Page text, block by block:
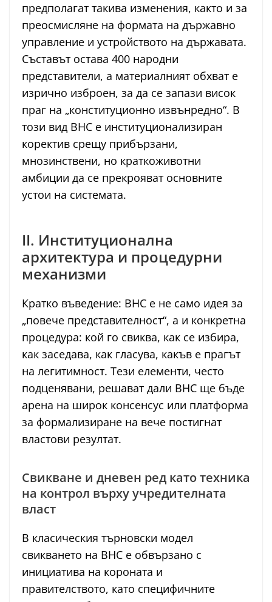
предполагат такива изменения, както и за
преосмисляне на формата на държавно
управление и устройството на държавата.
Съставът остава 400 народни
представители, а материалният обхват е
изрично изброен, за да се запази висок
праг на „конституционно извънредно“. В
този вид ВНС е институционализиран
коректив срещу прибързани,
мнозинствени, но краткоживотни
амбиции да се прекрояват основните
устои на системата.
II. Институционална
архитектура и процедурни
механизми
Кратко въведение: ВНС е не само идея за
„повече представителност“, а и конкретна
процедура: кой го свиква, как се избира,
как заседава, как гласува, какъв е прагът
на легитимност. Тези елементи, често
подценявани, решават дали ВНС ще бъде
арена на широк консенсус или платформа
за формализиране на вече постигнат
властови резултат.
Свикване и дневен ред като техника
на контрол върху учредителната
власт
В класическия търновски модел
свикването на ВНС е обвързано с
инициатива на короната и
правителството, като специфичните